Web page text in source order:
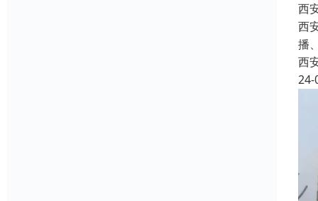
西
西
播
西
24-